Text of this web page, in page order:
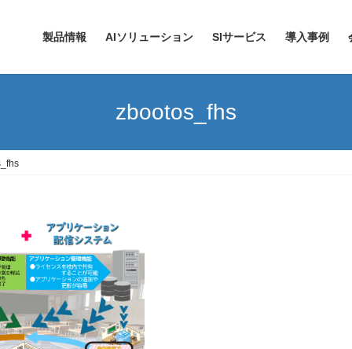
製品情報 AIソリューション SIサービス 導入事例
zbootos_fhs